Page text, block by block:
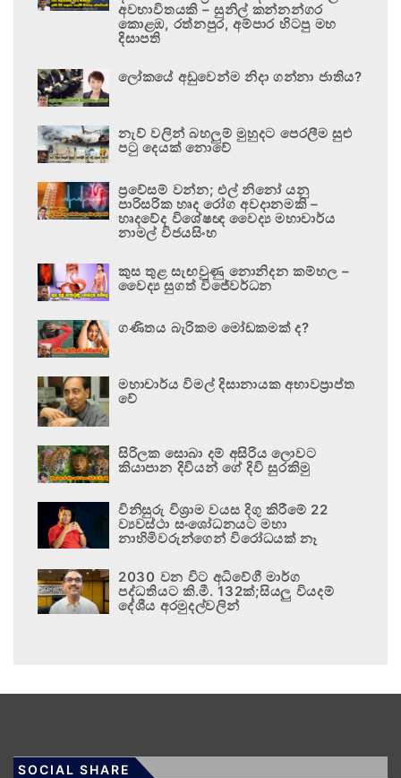
අවභාවිතයකි – සුනිල් කන්නන්ගර
කොළඹ, රත්නපුර, අම්පාර හිටපු මහ
දිසාපති
ලෝකයේ අඩුවෙන්ම නිදා ගන්නා ජාතිය?
නැව් වලින් බහලුම් මුහුදට පෙරලීම සුළු
පටු දෙයක් නොවේ
ප්‍රවේසම් වන්න; එල් නිනෝ යනු
පාරිසරික හෘද රෝග අවදානමකි –
හෘදවේද විශේෂඥ වෛද්‍ය මහාචාර්ය
නාමල් විජයසිංහ
කුස තුළ සැඟවුණු නොනිදන කම්හල –
වෛද්‍ය සුගත් විජේවර්ධන
ගණිතය බැරිකම මෝඩකමක් ද?
මහාචාර්ය විමල් දිසානායක අභාවප්‍රාප්ත
වේ
සිරිලක සොබා දම් අසිරිය ලොවට
කියාපාන දිවියන් ගේ දිවි සුරකිමු
විනිසුරු විශ්‍රාම වයස දිගු කිරීමේ 22
ව්‍යවස්ථා සංශෝධනයට මහා
නාහිමිවරුන්ගෙන් විරෝධයක් නෑ
2030 වන විට අධිවේගී මාර්ග
පද්ධතියට කි.මී. 132ක්;සියලු වියදම්
දේශීය අරමුදල්වලින්
SOCIAL SHARE